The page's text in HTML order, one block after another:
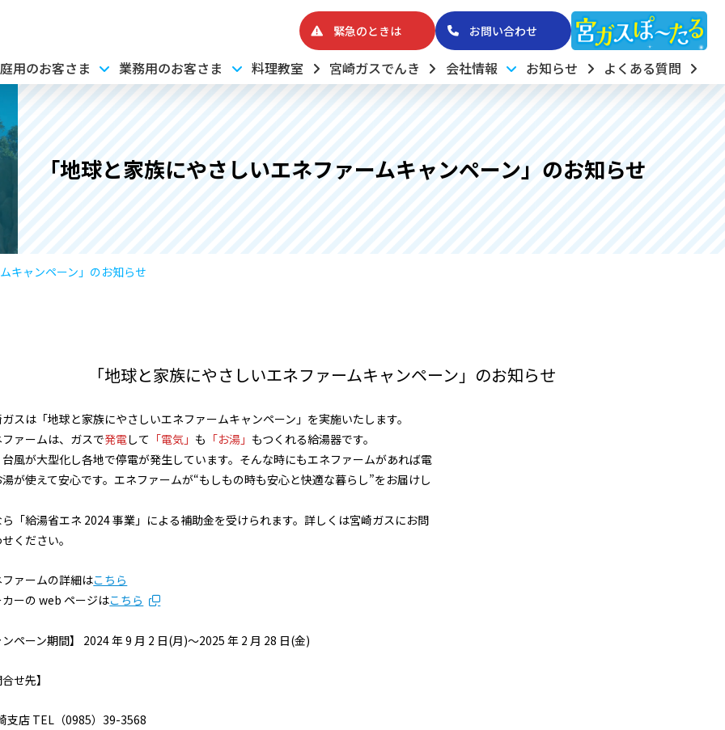
緊急のときは お問い合わせ
用のお客さま 業務用のお客さま 料理教室 宮崎ガスでんき 会社情報 お知らせ よくある質問
「地球と家族にやさしいエネファームキャンペーン」のお知らせ
キャンペーン」のお知らせ
「地球と家族にやさしいエネファームキャンペーン」のお知らせ
は「地球と家族にやさしいエネファームキャンペーン」を実施いたします。
ァームは、ガスで発電して 「電気」 も 「お湯」 もつくれる給湯器です。
風が大型化し各地で停電が発生しています。そんな時にもエネファームがあれば電
が使えて安心です。エネファームが“もしもの時も安心と快適な暮らし”をお届けし
「給湯省エネ 2024 事業」による補助金を受けられます。詳しくは宮崎ガスにお問
ください。
ァームの詳細はこちら
ーの web ページはこちら
ペーン期間】 2024 年 9 月 2 日(月)～2025 年 2 月 28 日(金)
せ先】
支店 TEL（0985）39-3568